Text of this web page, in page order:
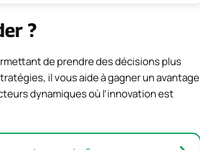
?
de prendre des décisions plus
il vous aide à gagner un avantage
dynamiques où l’innovation est